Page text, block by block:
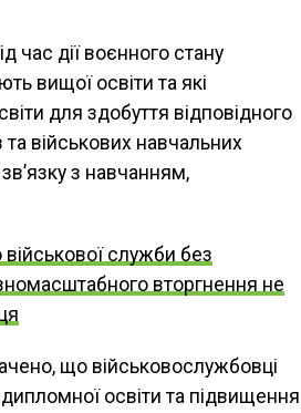
час дії воєнного стану
вищої освіти та які
для здобуття відповідного
військових навчальних
з навчанням,
служби без
вторгнення не
що військовослужбовці
освіти та підвищення